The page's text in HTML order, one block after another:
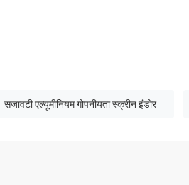
सजावटी एल्यूमीनियम गोपनीयता स्क्रीन इंडोर